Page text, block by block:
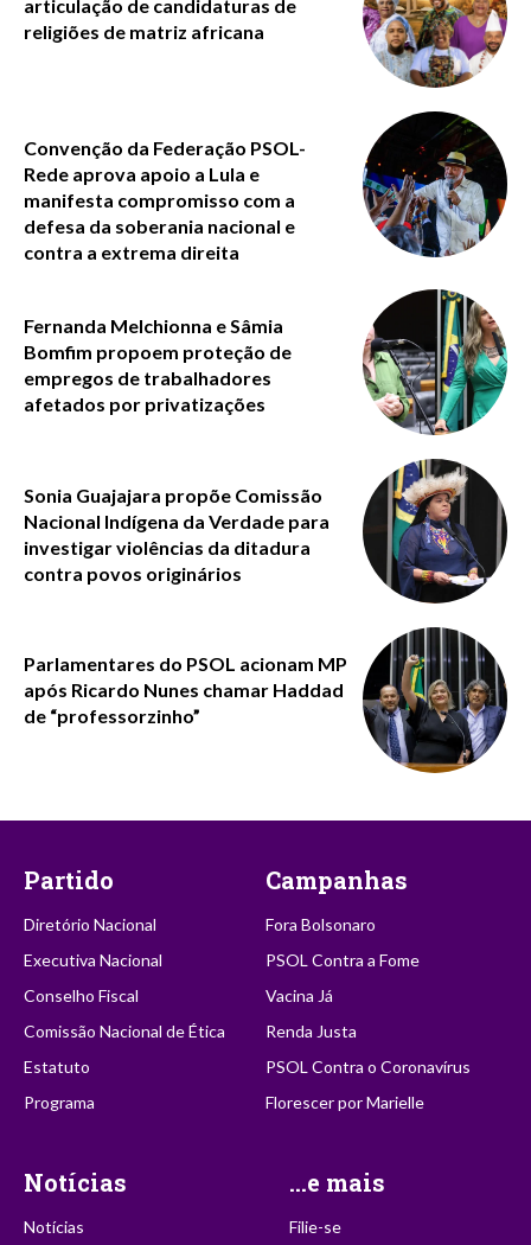
articulação de candidaturas de
religiões de matriz africana
Convenção da Federação PSOL-
Rede aprova apoio a Lula e
manifesta compromisso com a
defesa da soberania nacional e
contra a extrema direita
Fernanda Melchionna e Sâmia
Bomfim propoem proteção de
empregos de trabalhadores
afetados por privatizações
Sonia Guajajara propõe Comissão
Nacional Indígena da Verdade para
investigar violências da ditadura
contra povos originários
Parlamentares do PSOL acionam MP
após Ricardo Nunes chamar Haddad
de “professorzinho”
Partido
Diretório Nacional
Executiva Nacional
Conselho Fiscal
Comissão Nacional de Ética
Estatuto
Programa
Campanhas
Fora Bolsonaro
PSOL Contra a Fome
Vacina Já
Renda Justa
PSOL Contra o Coronavírus
Florescer por Marielle
Notícias
Notícias
...e mais
Filie-se